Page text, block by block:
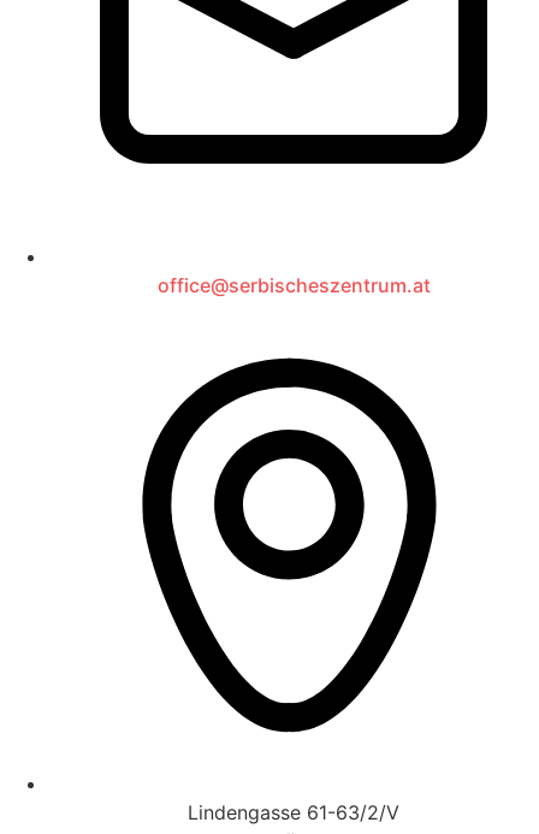
office@serbischeszentrum.at
Lindengasse 61-63/2/V